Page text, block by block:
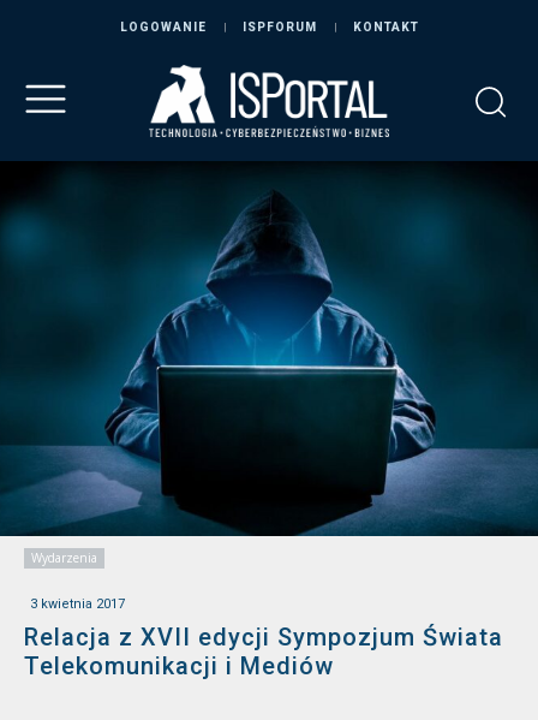
LOGOWANIE ISPFORUM KONTAKT
Wydarzenia
3 kwietnia 2017
Relacja z XVII edycji Sympozjum Świata
Telekomunikacji i Mediów